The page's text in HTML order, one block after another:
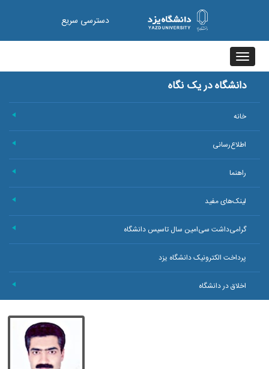
دسترسی سریع
Toggle
navigation
دانشگاه در یک نگاه
خانه
اطلاع‌رسانی
راهنما
لینک‌های مفید
گرامی‌داشت سی‌امین سال تاسیس دانشگاه
پرداخت الکترونیک دانشگاه یزد
اخلاق در دانشگاه